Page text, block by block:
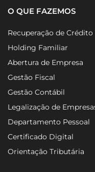
O QUE FAZEMOS
Recuperação de
Holding Familiar
Abertura de Empresa
Gestão Fiscal
Gestão Contábil
Legalização de
Departamento Pessoal
Certificado Digital
Orientação Tributária